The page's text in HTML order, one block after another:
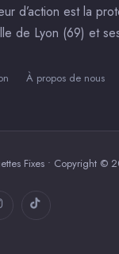
d’action est la
de Lyon (69) et
À propos de nous
Fixes • Copyright ©